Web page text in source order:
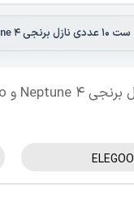
ست 10 عددی نازل برنجی Neptune 4 و Neptune 4 Pro همراه با سوزن و آچار
ELEGOO